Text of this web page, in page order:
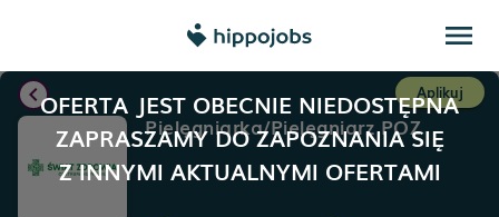
menu
OFERTA JEST OBECNIE NIEDOSTĘPNA
ZAPRASZAMY DO ZAPOZNANIA SIĘ
Z INNYMI AKTUALNYMI OFERTAMI
chevron_left Aplikuj
Pielęgniarka/Pielęgniarz POZ